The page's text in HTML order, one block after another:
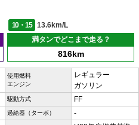
10・15
13.6km/L
満タンでどこまで走る？
816km
使用燃料
エンジン
レギュラー
ガソリン
駆動方式 FF
過給器（ターボ） -